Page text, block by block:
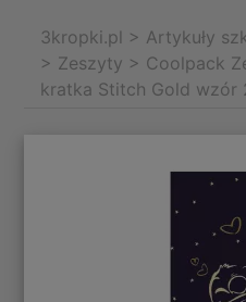
3kropki.pl > Artykuły
> Zeszyty > Coolpack
kratka Stitch Gold wzór